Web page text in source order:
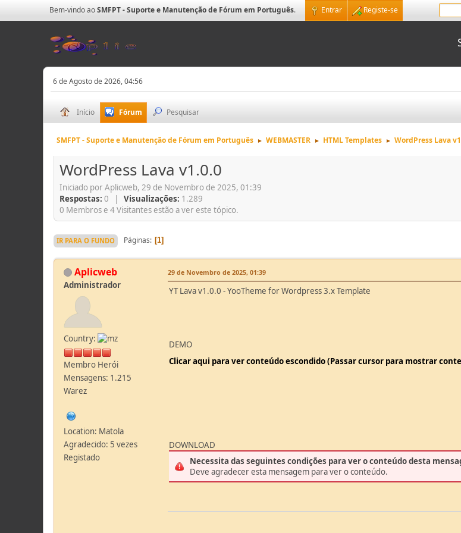
Bem-vindo aoSMFPT - Suporte e Manutenção de Fórum em Português. Entrar Registe-se
6 de Agosto de 2026, 04:56
Início Fórum Pesquisar
SMFPT - Suporte e Manutenção de Fórum em Português ► WEBMASTER ► HTML Templates ► WordPress Lava
WordPress Lava v1.0.0
Iniciado por Aplicweb, 29 de Novembro de 2025, 01:39
Respostas: 0 | Visualizações: 1.289
0 Membros e 4 Visitantes estão a ver este tópico.
IR PARA O FUNDO Páginas 1
Aplicweb
Administrador
Country:
Membro Herói
Mensagens: 1.215
Warez
Location: Matola
Agradecido: 5 vezes
Registado
29 de Novembro de 2025, 01:39
YT Lava v1.0.0 - YooTheme for Wordpress 3.x Template
DEMO
Clicar aqui para ver conteúdo escondido (Passar cursor para mostrar
DOWNLOAD
Necessita das seguintes condições para ver o conteúdo desta
Deve agradecer esta mensagem para ver o conteúdo.